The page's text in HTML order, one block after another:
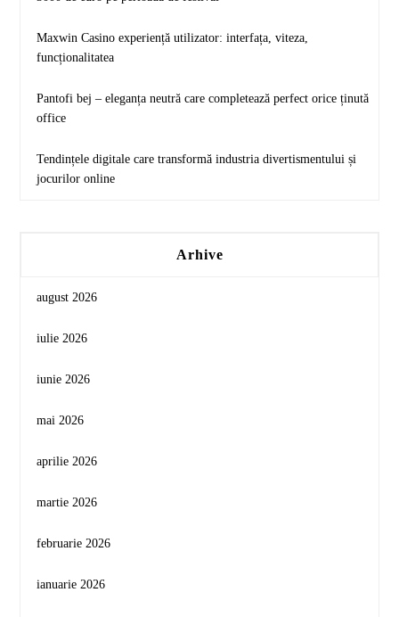
Maxwin Casino experiență utilizator: interfața, viteza,
funcționalitatea
Pantofi bej – eleganța neutră care completează perfect orice ținută
office
Tendințele digitale care transformă industria divertismentului și
jocurilor online
Arhive
august 2026
iulie 2026
iunie 2026
mai 2026
aprilie 2026
martie 2026
februarie 2026
ianuarie 2026